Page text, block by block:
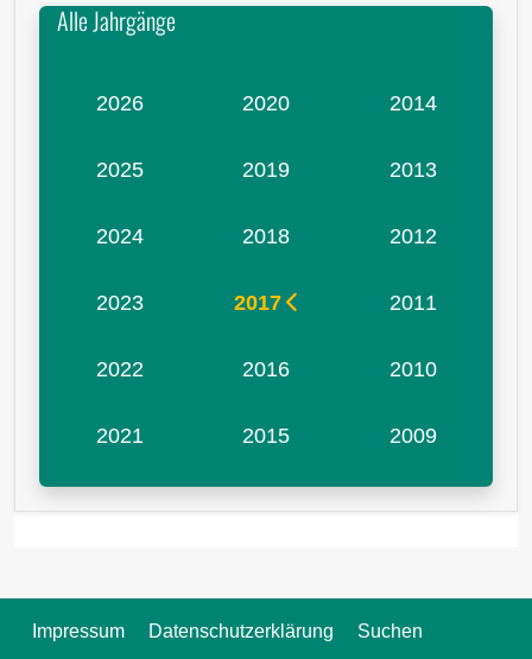
Alle Jahrgänge
2026
2025
2024
2023
2022
2021
2020
2019
2018
2017
2016
2015
2014
2013
2012
2011
2010
2009
Impressum Datenschutzerklärung Suchen